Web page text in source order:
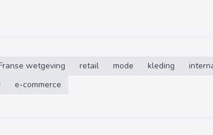
wetgeving retail mode kleding
e-commerce